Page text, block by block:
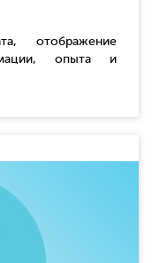
отображение
опыта и